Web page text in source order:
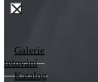
Galerie
tetování
Katalog